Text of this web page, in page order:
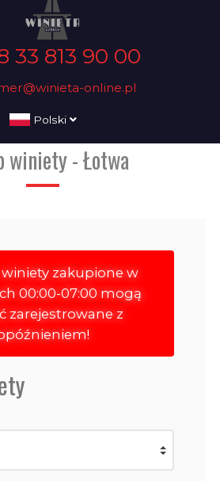
33 813 90 00
online.pl
Polski
winiety - Łotwa
winiety zakupione w
00:00-07:00 mogą
zarejestrowane z